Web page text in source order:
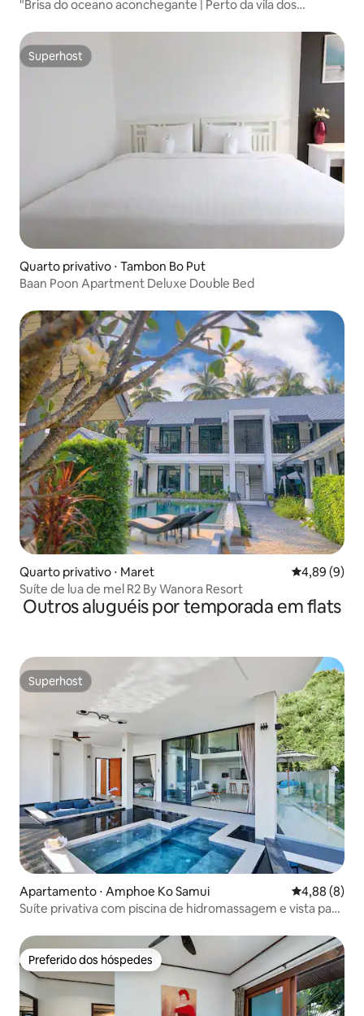
"Brisa do oceano aconchegante | Perto da vila dos
Superhost
Superhost
Quarto privativo ⋅ Tambon Bo Put
Baan Poon Apartment Deluxe Double Bed
Quarto privativo ⋅ Maret 4,89 de uma
4,89 (9)
Suíte de lua de mel R2 By Wanora Resort
Outros aluguéis por temporada em flats
Superhost
Superhost
Apartamento ⋅ Amphoe Ko Samui 4,88 de uma
4,88 (8)
Suíte privativa com piscina de hidromassagem e vista para
Preferido dos hóspedes
Preferido dos hóspedes